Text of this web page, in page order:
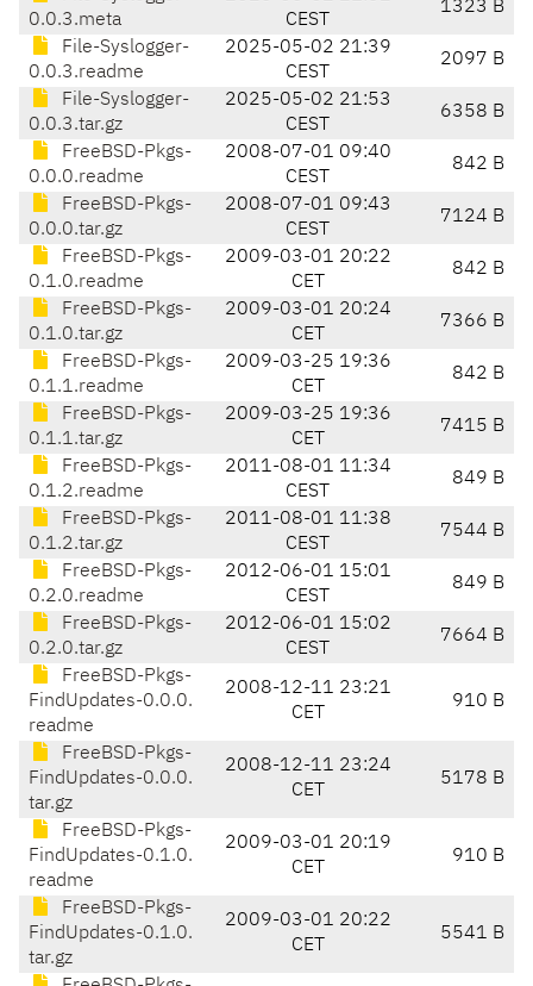
0.0.3.meta
CEST
1323 B
File-Syslogger-
0.0.3.readme
2025-05-02 21:39
CEST
2097 B
File-Syslogger-
0.0.3.tar.gz
2025-05-02 21:53
CEST
6358 B
FreeBSD-Pkgs-
0.0.0.readme
2008-07-01 09:40
CEST
842 B
FreeBSD-Pkgs-
0.0.0.tar.gz
2008-07-01 09:43
CEST
7124 B
FreeBSD-Pkgs-
0.1.0.readme
2009-03-01 20:22
CET
842 B
FreeBSD-Pkgs-
0.1.0.tar.gz
2009-03-01 20:24
CET
7366 B
FreeBSD-Pkgs-
0.1.1.readme
2009-03-25 19:36
CET
842 B
FreeBSD-Pkgs-
0.1.1.tar.gz
2009-03-25 19:36
CET
7415 B
FreeBSD-Pkgs-
0.1.2.readme
2011-08-01 11:34
CEST
849 B
FreeBSD-Pkgs-
0.1.2.tar.gz
2011-08-01 11:38
CEST
7544 B
FreeBSD-Pkgs-
0.2.0.readme
2012-06-01 15:01
CEST
849 B
FreeBSD-Pkgs-
0.2.0.tar.gz
2012-06-01 15:02
CEST
7664 B
FreeBSD-Pkgs-
FindUpdates-0.0.0.
readme
2008-12-11 23:21
CET
910 B
FreeBSD-Pkgs-
FindUpdates-0.0.0.
tar.gz
2008-12-11 23:24
CET
5178 B
FreeBSD-Pkgs-
FindUpdates-0.1.0.
readme
2009-03-01 20:19
CET
910 B
FreeBSD-Pkgs-
FindUpdates-0.1.0.
tar.gz
2009-03-01 20:22
CET
5541 B